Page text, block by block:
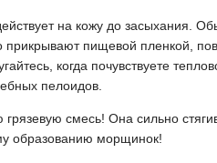
на кожу до засыхания.
прикрывают пищевой пленкой,
когда почувствуете
пелоидов.
смесь! Она сильно
образованию морщинок!